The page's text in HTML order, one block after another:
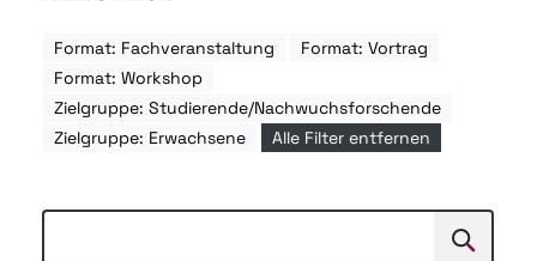
Format: Fachveranstaltung
Format: Vortrag
Format: Workshop
Zielgruppe: Studierende/Nachwuchsforschende
Zielgruppe: Erwachsene
Alle Filter entfernen
Suchen